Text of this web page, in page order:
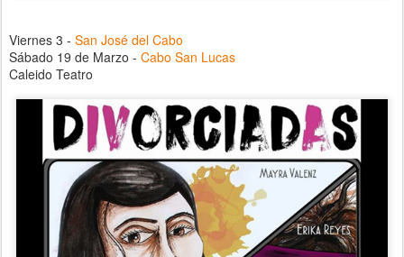
Viernes 3 - San José del Cabo
Sábado 19 de Marzo - Cabo San Lucas
Caleido Teatro